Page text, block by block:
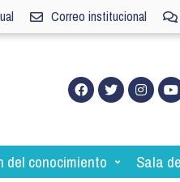
Correo institucional
del conocimiento Sala